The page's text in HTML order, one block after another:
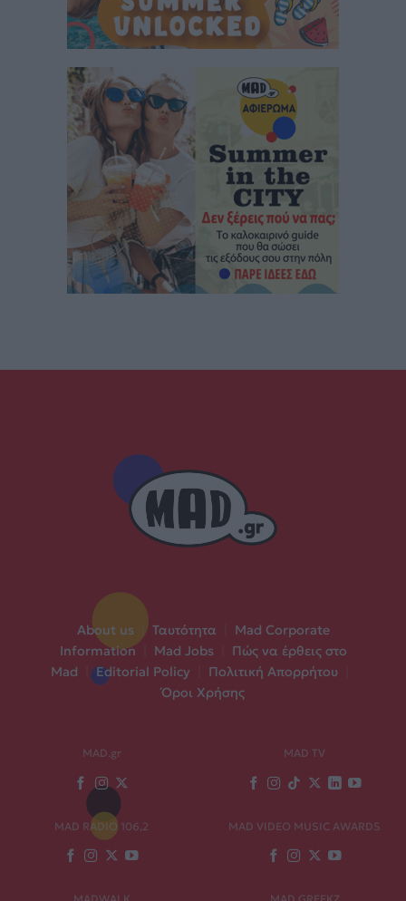
About us Ταυτότητα
Mad Corporate
Information
Mad Jobs
Πώς να έρθεις στο
Mad
Editorial Policy Πολιτική Απορρήτου
Όροι Χρήσης
MAD.gr MAD TV
MAD RADIO 106,2 MAD VIDEO MUSIC AWARDS